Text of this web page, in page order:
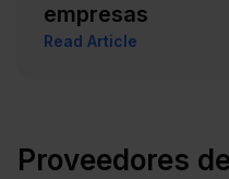
empresas
Read Article
Proveedores